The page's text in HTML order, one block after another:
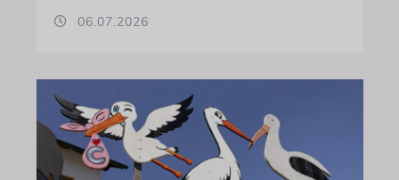
06.07.2026